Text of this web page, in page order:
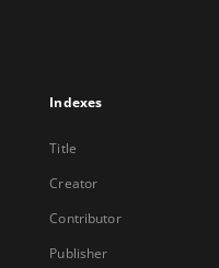
Indexes
Title
Creator
Contributor
Publisher